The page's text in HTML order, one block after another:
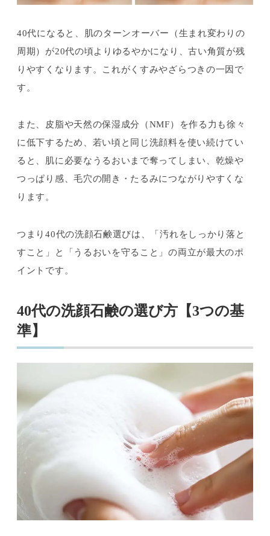
40代になると、肌のターンオーバー（生まれ変わりの
周期）が20代の頃よりゆるやかになり、古い角質が残
りやすくなります。これがくすみやざらつきの一因で
す。
また、皮脂や天然の保湿成分（NMF）を作る力も徐々
に低下するため、若い頃と同じ洗顔料を使い続けてい
ると、肌に必要なうるおいまで奪ってしまい、乾燥や
つっぱり感、毛穴の開き・たるみにつながりやすくな
ります。
つまり40代の洗顔石鹸選びは、「汚れをしっかり落と
すこと」と「うるおいを守ること」の両立が最大のポ
イントです。
40代の洗顔石鹸の選び方【3つの基
準】